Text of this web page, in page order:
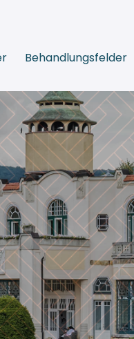
Behandlungsfelder